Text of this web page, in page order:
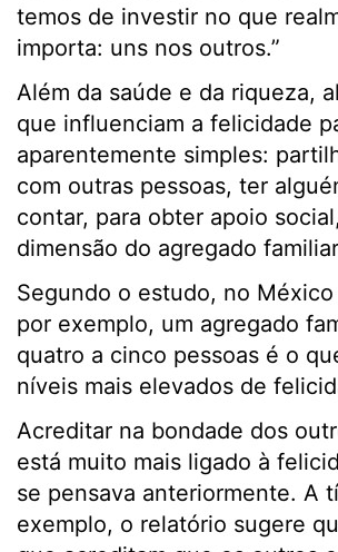
temos de investir no que
importa: uns nos outros.”
Além da saúde e da riqueza,
que influenciam a felicidade
aparentemente simples:
com outras pessoas, ter
contar, para obter apoio
dimensão do agregado
Segundo o estudo, no México
por exemplo, um agregado
quatro a cinco pessoas é o
níveis mais elevados de
Acreditar na bondade dos
está muito mais ligado à
se pensava anteriormente. A
exemplo, o relatório sugere